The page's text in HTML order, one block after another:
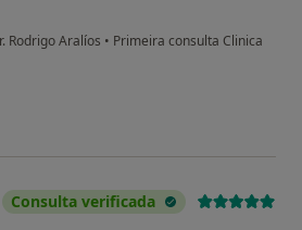
Rodrigo Aralíos • Primeira consulta Clinica
Consulta verificada